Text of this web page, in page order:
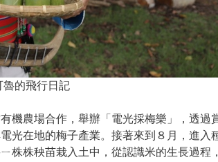
魯的飛行日記
機農場合作，舉辦「電光採梅樂」，透過
光在地的梅子產業。接著來到８月，進入
株株秧苗栽入土中，從認識米的生長過程